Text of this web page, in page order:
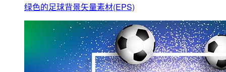
绿色的足球背景矢量素材(EPS)